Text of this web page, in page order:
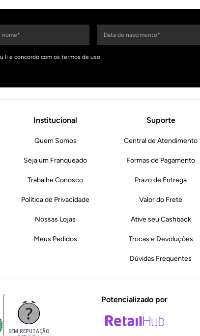
li e concordo com os termos de uso
Institucional
Quem Somos
Seja um Franqueado
Trabalhe Conosco
Política de Privacidade
Nossas Lojas
Meus Pedidos
Suporte
Central de Atendimento
Formas de Pagamento
Prazo de Entrega
Valor do Frete
Ative seu Cashback
Trocas e Devoluções
Dúvidas Frequentes
SEM REPUTAÇÃO
Potencializado por